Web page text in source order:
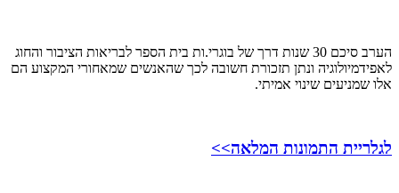
הערב סיכם 30 שנות דרך של בוגרי.ות בית הספר לבריאות הציבור והחוג
לאפידמיולוגיה ונתן תזכורת חשובה לכך שהאנשים שמאחורי המקצוע הם
אלו שמניעים שינוי אמיתי.
לגלריית התמונות המלאה>>